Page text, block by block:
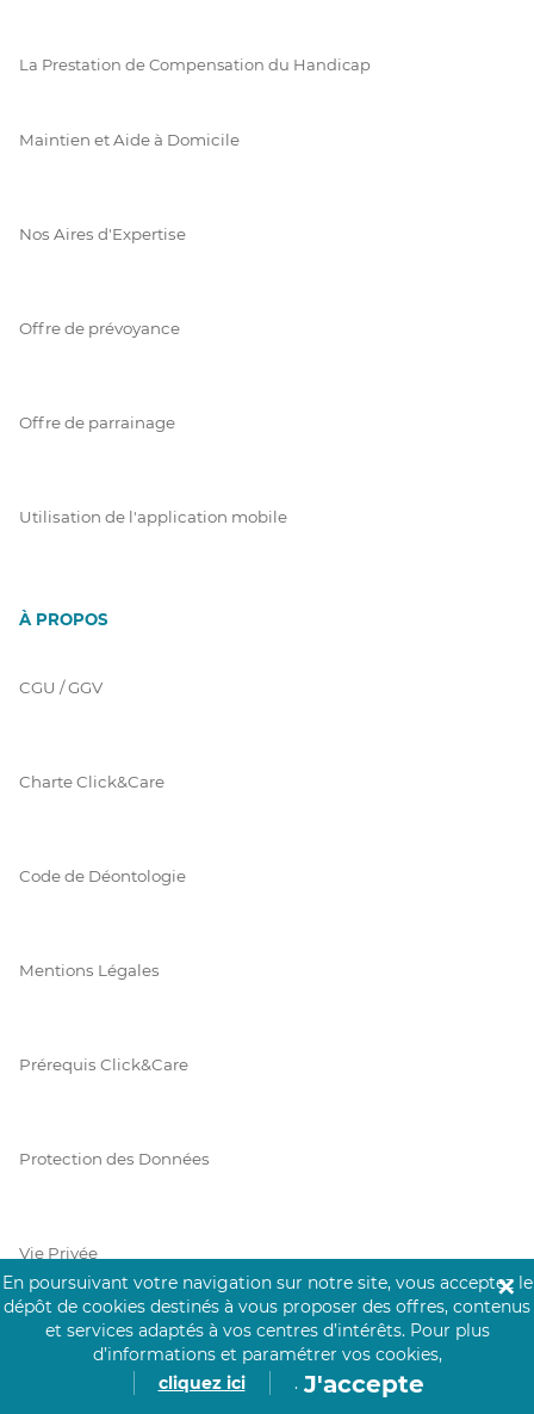
La Prestation de Compensation du Handicap
Maintien et Aide à Domicile
Nos Aires d'Expertise
Offre de prévoyance
Offre de parrainage
Utilisation de l'application mobile
À PROPOS
CGU / GGV
Charte Click&Care
Code de Déontologie
Mentions Légales
Prérequis Click&Care
Protection des Données
Vie Privée
PAIEMENT SÉCURISÉ
En poursuivant votre navigation sur notre site, vous acceptez le
dépôt de cookies destinés à vous proposer des offres, contenus
et services adaptés à vos centres d’intérêts. Pour plus
d’informations et paramétrer vos cookies,
cliquez ici
. J'accepte
✕